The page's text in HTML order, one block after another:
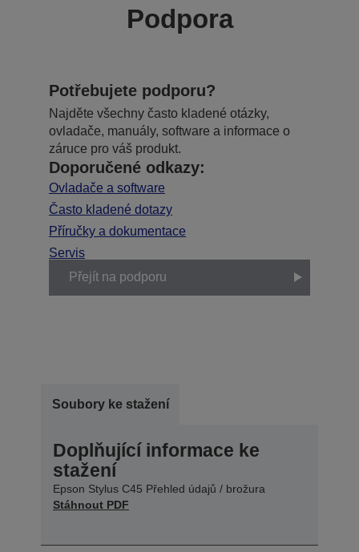
Podpora
Potřebujete podporu?
Najděte všechny často kladené otázky,
ovladače, manuály, software a informace o
záruce pro váš produkt.
Doporučené odkazy:
Ovladače a software
Často kladené dotazy
Příručky a dokumentace
Servis
Přejít na podporu
Soubory ke stažení
Doplňující informace ke
stažení
Epson Stylus C45 Přehled údajů / brožura
Stáhnout PDF